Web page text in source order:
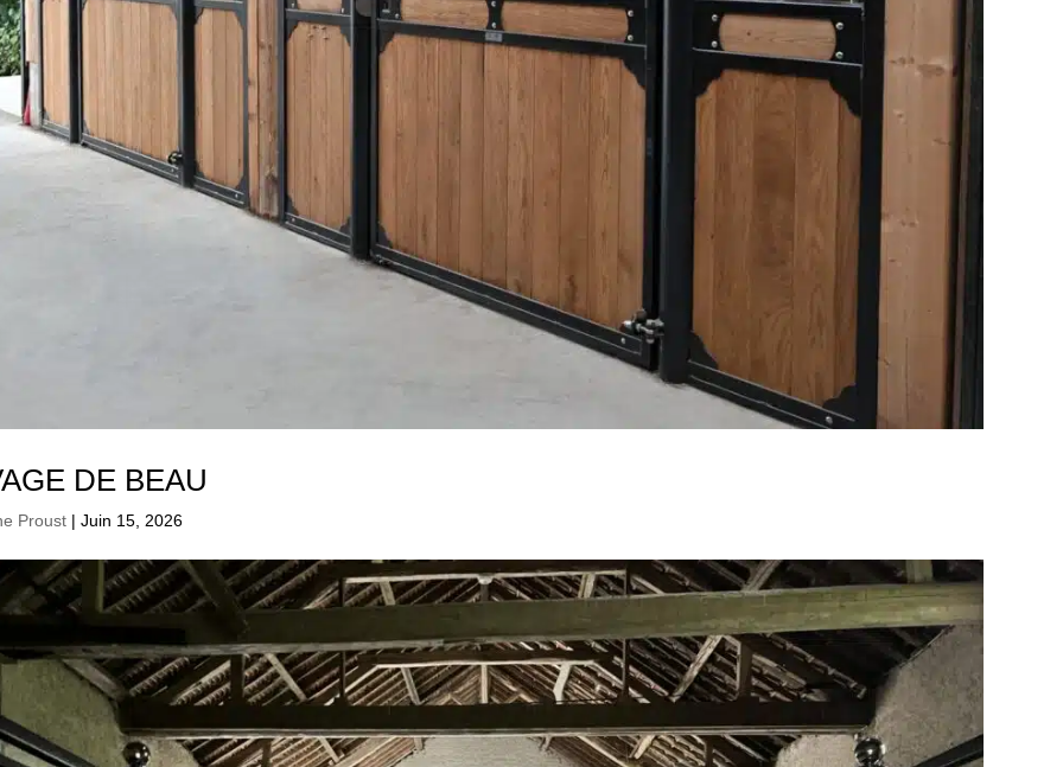
DE BEAU
Proust |Juin 15, 2026